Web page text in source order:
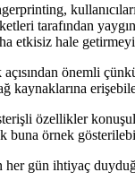
tarafından
etkisiz hale
önemli
kaynaklarına
özellikler
buna örnek
gün ihtiyaç